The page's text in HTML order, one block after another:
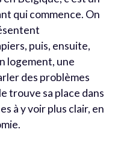
qui commence. On
puis, ensuite,
logement, une
des problèmes
trouve sa place dans
à y voir plus clair, en